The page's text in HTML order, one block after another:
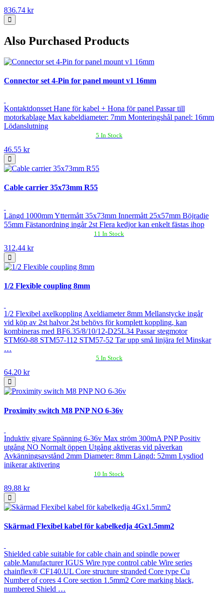
836.74 kr
Also Purchased Products
Connector set 4-Pin for panel mount v1 16mm
Kontaktdonsset Hane för kabel + Hona för panel Passar till
motorkablage Max kabeldiameter: 7mm Monteringshål panel: 16mm
Lödanslutning
5 In Stock
46.55 kr
Cable carrier 35x73mm R55
Längd 1000mm Yttermått 35x73mm Innermått 25x57mm Böjradie
55mm Fästanordning ingår 2st Flera kedjor kan enkelt fästas ihop
11 In Stock
312.44 kr
1/2 Flexible coupling 8mm
1/2 Flexibel axelkoppling Axeldiameter 8mm Mellanstycke ingår
vid köp av 2st halvor 2st behövs för komplett koppling, kan
kombineras med BF6.35/8/10/12-D25L34 Passar stegmotor
STM60-88 STM57-112 STM57-52 Tar upp små linjära fel Minskar
…
5 In Stock
64.20 kr
Proximity switch M8 PNP NO 6-36v
Induktiv givare Spänning 6-36v Max ström 300mA PNP Positiv
utgång NO Normalt öppen Utgång aktiveras vid påverkan
Avkänningsavstånd 2mm Diameter: 8mm Längd: 52mm Lysdiod
inikerar aktivering
10 In Stock
89.88 kr
Skärmad Flexibel kabel för kabelkedja 4Gx1.5mm2
Shielded cable suitable for cable chain and spindle power
cable.Manufacturer IGUS Wire type control cable Wire series
chainflex® CF140.UL Core structure stranded Core type Cu
Number of cores 4 Core section 1.5mm2 Core marking black,
numbered Shield …